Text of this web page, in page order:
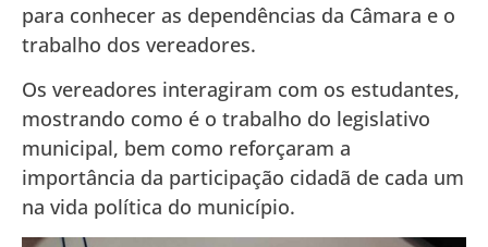
para conhecer as dependências da Câmara e o
trabalho dos vereadores.
Os vereadores interagiram com os estudantes,
mostrando como é o trabalho do legislativo
municipal, bem como reforçaram a
importância da participação cidadã de cada um
na vida política do município.